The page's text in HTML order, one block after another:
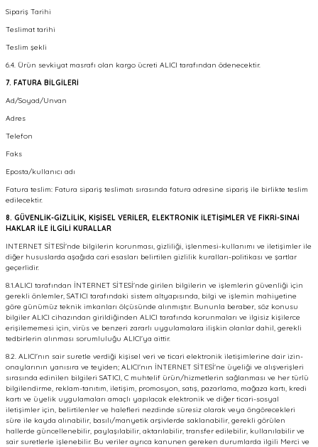
Sipariş Tarihi
Teslimat tarihi
Teslim şekli
6.4. Ürün sevkiyat masrafı olan kargo ücreti ALICI tarafından ödenecektir.
7. FATURA BİLGİLERİ
Ad/Soyad/Unvan
Adres
Telefon
Faks
Eposta/kullanıcı adı
Fatura teslim: Fatura sipariş teslimatı sırasında fatura adresine sipariş ile birlikte teslim
edilecektir.
8. GÜVENLİK-GİZLİLİK, KİŞİSEL VERİLER, ELEKTRONİK İLETİŞİMLER VE FİKRİ-SINAİ
HAKLAR İLE İLGİLİ KURALLAR
INTERNET SİTESİ'nde bilgilerin korunması, gizliliği, işlenmesi-kullanımı ve iletişimler ile
diğer hususlarda aşağıda cari esasları belirtilen gizlilik kuralları-politikası ve şartlar
geçerlidir.
8.1.ALICI tarafından İNTERNET SİTESİ'nde girilen bilgilerin ve işlemlerin güvenliği için
gerekli önlemler, SATICI tarafındaki sistem altyapısında, bilgi ve işlemin mahiyetine
göre günümüz teknik imkanları ölçüsünde alınmıştır. Bununla beraber, söz konusu
bilgiler ALICI cihazından girildiğinden ALICI tarafında korunmaları ve ilgisiz kişilerce
erişilememesi için, virüs ve benzeri zararlı uygulamalara ilişkin olanlar dahil, gerekli
tedbirlerin alınması sorumluluğu ALICI'ya aittir.
8.2. ALICI'nın sair suretle verdiği kişisel veri ve ticari elektronik iletişimlerine dair izin-
onaylarının yanısıra ve teyiden; ALICI'nın İNTERNET SİTESİ'ne üyeliği ve alışverişleri
sırasında edinilen bilgileri SATICI, C muhtelif ürün/hizmetlerin sağlanması ve her türlü
bilgilendirme, reklam-tanıtım, iletişim, promosyon, satış, pazarlama, mağaza kartı, kredi
kartı ve üyelik uygulamaları amaçlı yapılacak elektronik ve diğer ticari-sosyal
iletişimler için, belirtilenler ve halefleri nezdinde süresiz olarak veya öngörecekleri
süre ile kayda alınabilir, basılı/manyetik arşivlerde saklanabilir, gerekli görülen
hallerde güncellenebilir, paylaşılabilir, aktarılabilir, transfer edilebilir, kullanılabilir ve
sair suretlerle işlenebilir. Bu veriler ayrıca kanunen gereken durumlarda ilgili Merci ve